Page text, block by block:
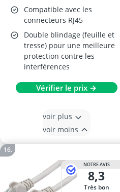
Compatible avec les
connecteurs RJ45
Double blindage (feuille et
tresse) pour une meilleure
protection contre les
interférences
Vérifier le prix →
voir plus
voir moins
NOTRE AVIS
8,3
Très bon